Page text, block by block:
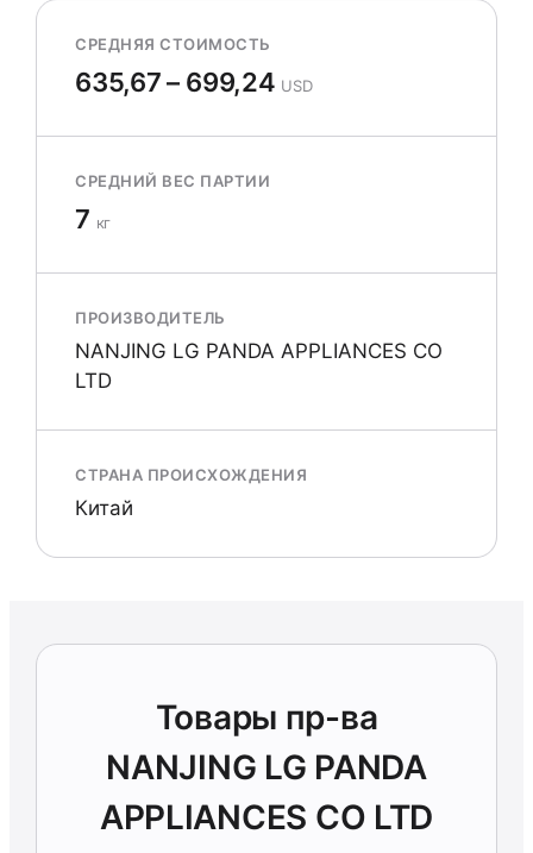
СРЕДНЯЯ СТОИМОСТЬ
635,67 – 699,24 USD
СРЕДНИЙ ВЕС ПАРТИИ
7 кг
ПРОИЗВОДИТЕЛЬ
NANJING LG PANDA APPLIANCES CO
LTD
СТРАНА ПРОИСХОЖДЕНИЯ
Китай
Товары пр-ва
NANJING LG PANDA
APPLIANCES CO LTD